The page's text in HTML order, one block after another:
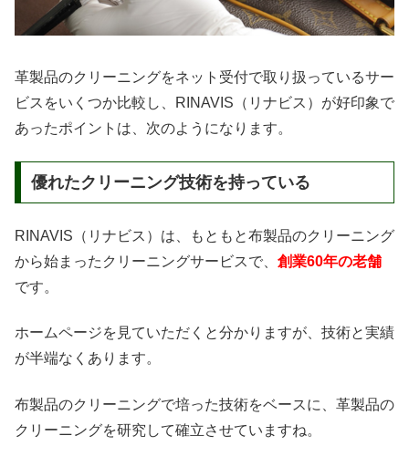
革製品のクリーニングをネット受付で取り扱っているサー
ビスをいくつか比較し、RINAVIS（リナビス）が好印象で
あったポイントは、次のようになります。
優れたクリーニング技術を持っている
RINAVIS（リナビス）は、もともと布製品のクリーニング
から始まったクリーニングサービスで、 創業60年の老舗
です。
ホームページを見ていただくと分かりますが、技術と実績
が半端なくあります。
布製品のクリーニングで培った技術をベースに、革製品の
クリーニングを研究して確立させていますね。